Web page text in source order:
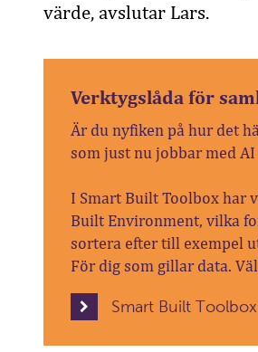
värde, avslutar Lars.
Verktygslåda för
Är du nyfiken på hur det
som just nu jobbar med
I Smart Built Toolbox har
Built Environment, vilka
sortera efter till exempel
För dig som gillar data.
Smart Built Toolbox